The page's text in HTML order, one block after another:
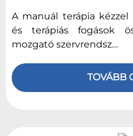
A manuál terápia
és terápiás fogások
mozgató szervrendsz…
TOVÁBB